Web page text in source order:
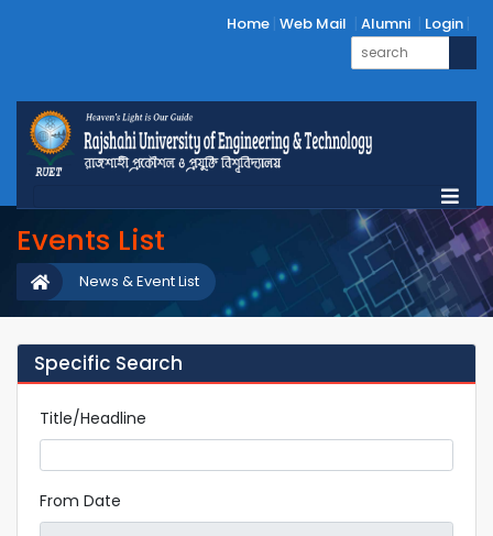
Home Web Mail Alumni Login
Events List
News & Event List
Specific Search
Title/Headline
From Date